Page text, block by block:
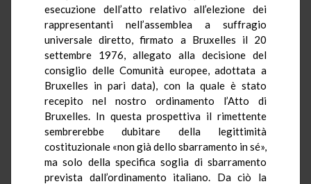
esecuzione dell’atto relativo all’elezione dei
rappresentanti nell’assemblea a suffragio
universale diretto, firmato a Bruxelles il 20
settembre 1976, allegato alla decisione del
consiglio delle Comunità europee, adottata a
Bruxelles in pari data), con la quale è stato
recepito nel nostro ordinamento l’Atto di
Bruxelles. In questa prospettiva il rimettente
sembrerebbe dubitare della legittimità
costituzionale «non già dello sbarramento in sé»,
ma solo della specifica soglia di sbarramento
prevista dall’ordinamento italiano. Da ciò la